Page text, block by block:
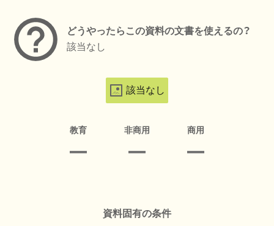
どうやったらこの資料の文書を使えるの？
該当なし
該当なし
教育 非商用 商用
資料固有の条件